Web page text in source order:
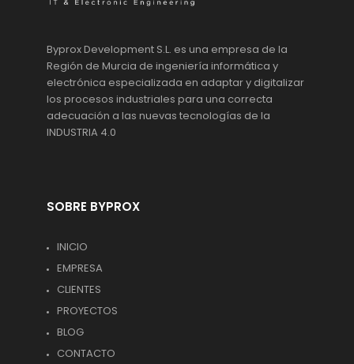
Byprox Development S.L. es una empresa de la
Región de Murcia de ingeniería informática y
electrónica especializada en adaptar y digitalizar
los procesos industriales para una correcta
adecuación a las nuevas tecnologías de la
INDUSTRIA 4.0
SOBRE BYPROX
INICIO
EMPRESA
CLIENTES
PROYECTOS
BLOG
CONTACTO